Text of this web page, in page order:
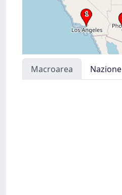
Macroarea Nazione